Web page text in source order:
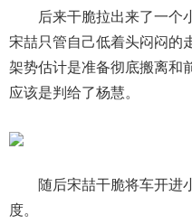
后来干脆拉出来了一个
宋喆只管自己低着头闷闷的
架势估计是准备彻底搬离和
应该是判给了杨慧。
随后宋喆干脆将车开进
度。